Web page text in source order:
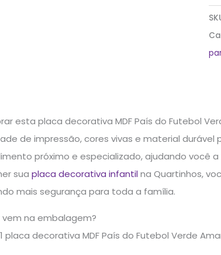
esta placa decorativa MDF País do Futebol
de impressão, cores vivas e material
próximo e especializado, ajudando você
sua placa decorativa infantil na Quartinhos,
mais segurança para toda a família.
vem na embalagem?
1 placa decorativa MDF País do Futebol Verde